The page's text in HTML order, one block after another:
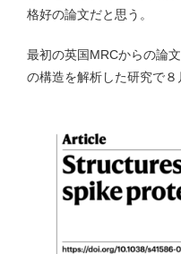
格好の論文だと思う。
最初の英国MRCからの論
の構造を解析した研究で